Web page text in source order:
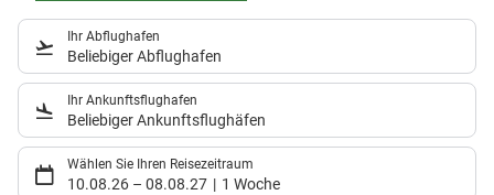
Ihr Abflughafen
Beliebiger Abflughafen
Ihr Ankunftsflughafen
Beliebiger Ankunftsflughäfen
Wählen Sie Ihren Reisezeitraum
10.08.26 – 08.08.27 1 Woche